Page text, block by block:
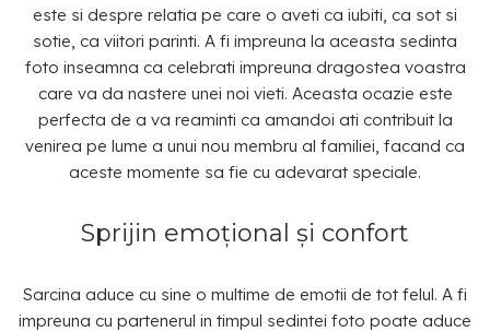
este si despre relatia pe care o aveti ca iubiti, ca sot si
sotie, ca viitori parinti. A fi impreuna la aceasta sedinta
foto inseamna ca celebrati impreuna dragostea voastra
care va da nastere unei noi vieti. Aceasta ocazie este
perfecta de a va reaminti ca amandoi ati contribuit la
venirea pe lume a unui nou membru al familiei, facand ca
aceste momente sa fie cu adevarat speciale.
Sprijin emoțional și confort
Sarcina aduce cu sine o multime de emotii de tot felul. A fi
impreuna cu partenerul in timpul sedintei foto poate aduce